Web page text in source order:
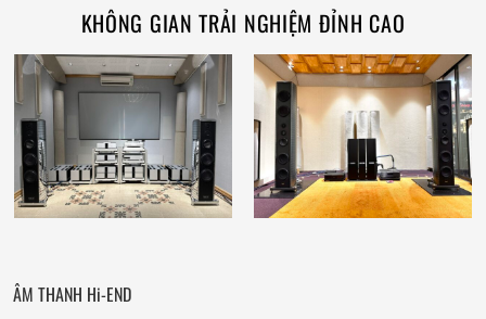
KHÔNG GIAN TRẢI NGHIỆM ĐỈNH CAO
ÂM THANH Hi-END